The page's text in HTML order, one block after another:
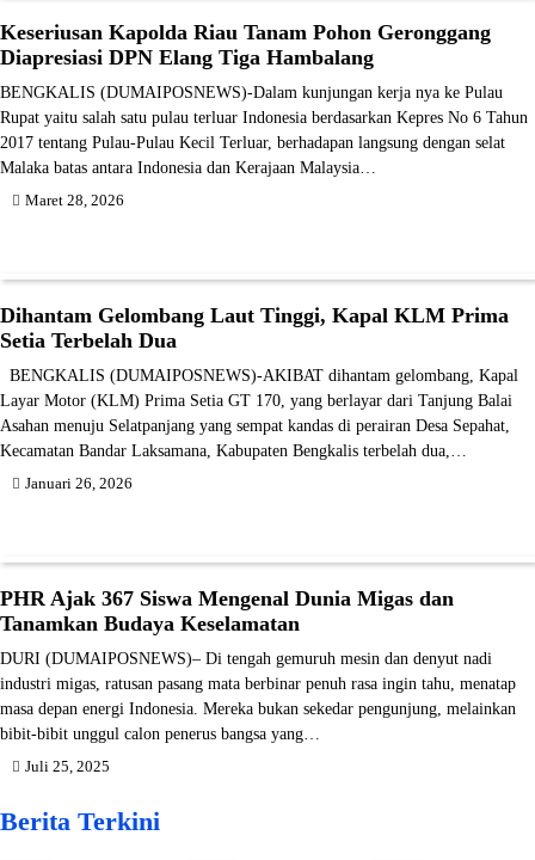
Keseriusan Kapolda Riau Tanam Pohon Geronggang
Diapresiasi DPN Elang Tiga Hambalang
BENGKALIS (DUMAIPOSNEWS)-Dalam kunjungan kerja nya ke Pulau
Rupat yaitu salah satu pulau terluar Indonesia berdasarkan Kepres No 6 Tahun
2017 tentang Pulau-Pulau Kecil Terluar, berhadapan langsung dengan selat
Malaka batas antara Indonesia dan Kerajaan Malaysia…
Maret 28, 2026
Dihantam Gelombang Laut Tinggi, Kapal KLM Prima
Setia Terbelah Dua
BENGKALIS (DUMAIPOSNEWS)-AKIBAT dihantam gelombang, Kapal
Layar Motor (KLM) Prima Setia GT 170, yang berlayar dari Tanjung Balai
Asahan menuju Selatpanjang yang sempat kandas di perairan Desa Sepahat,
Kecamatan Bandar Laksamana, Kabupaten Bengkalis terbelah dua,…
Januari 26, 2026
PHR Ajak 367 Siswa Mengenal Dunia Migas dan
Tanamkan Budaya Keselamatan
DURI (DUMAIPOSNEWS)– Di tengah gemuruh mesin dan denyut nadi
industri migas, ratusan pasang mata berbinar penuh rasa ingin tahu, menatap
masa depan energi Indonesia. Mereka bukan sekedar pengunjung, melainkan
bibit-bibit unggul calon penerus bangsa yang…
Juli 25, 2025
Berita Terkini